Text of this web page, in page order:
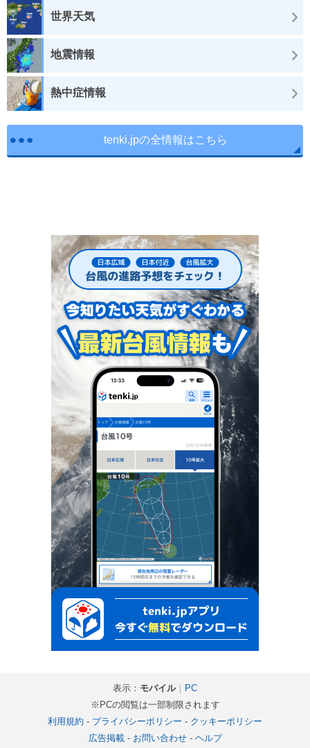
世界天気
地震情報
熱中症情報
tenki.jpの全情報はこちら
表示： モバイル｜
PC
※PCの閲覧は一部制限されます
利用規約 - プライバシーポリシー - クッキーポリシー
広告掲載- お問い合わせ- ヘルプ